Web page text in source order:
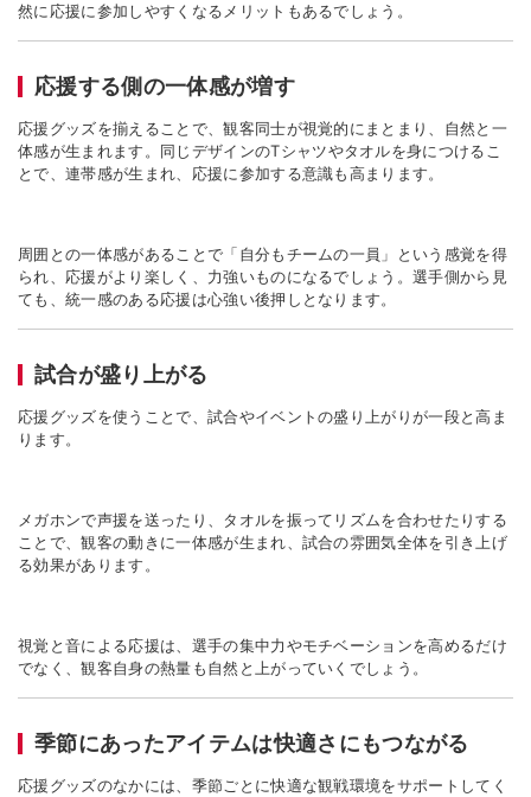
然に応援に参加しやすくなるメリットもあるでしょう。
応援する側の一体感が増す
応援グッズを揃えることで、観客同士が視覚的にまとまり、自然と一
体感が生まれます。同じデザインのTシャツやタオルを身につけるこ
とで、連帯感が生まれ、応援に参加する意識も高まります。
周囲との一体感があることで「自分もチームの一員」という感覚を得
られ、応援がより楽しく、力強いものになるでしょう。選手側から見
ても、統一感のある応援は心強い後押しとなります。
試合が盛り上がる
応援グッズを使うことで、試合やイベントの盛り上がりが一段と高ま
ります。
メガホンで声援を送ったり、タオルを振ってリズムを合わせたりする
ことで、観客の動きに一体感が生まれ、試合の雰囲気全体を引き上げ
る効果があります。
視覚と音による応援は、選手の集中力やモチベーションを高めるだけ
でなく、観客自身の熱量も自然と上がっていくでしょう。
季節にあったアイテムは快適さにもつながる
応援グッズのなかには、季節ごとに快適な観戦環境をサポートしてく